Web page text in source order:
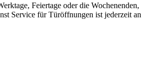
Feiertage oder die Wochenenden,
Service für Türöffnungen ist jederzeit an